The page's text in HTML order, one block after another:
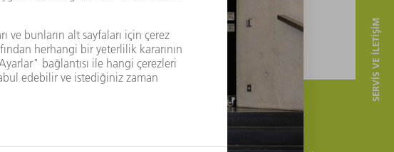
bize bir teşvik
SERVIS VE ILETIŞIM